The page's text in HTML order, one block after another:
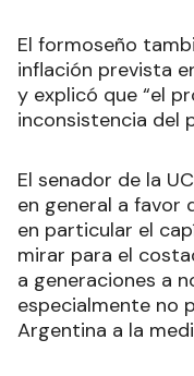
El formoseño
inflación prevista
y explicó que “el
inconsistencia del
El senador de la
en general a favor
en particular el
mirar para el
a generaciones a
especialmente no
Argentina a la